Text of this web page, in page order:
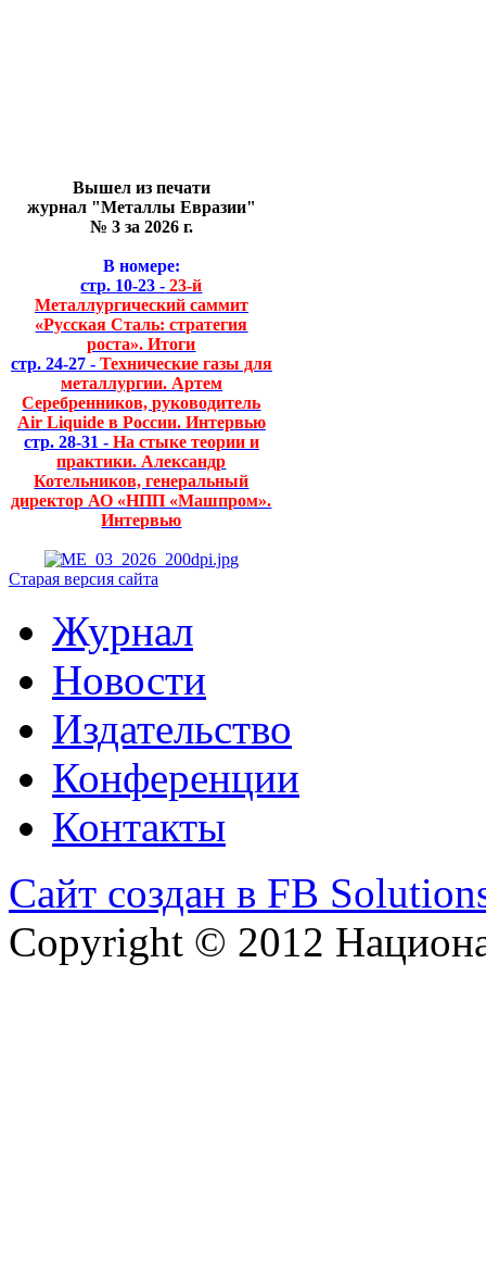
Вышел из печати
журнал "Металлы Евразии"
№ 3 за 2026 г.
В номере:
стр. 10-23 - 23-й
Металлургический саммит
«Русская Сталь: стратегия
роста». Итоги
стр. 24-27 - Технические газы для
металлургии. Артем
Серебренников, руководитель
Air Liquide в России. Интервью
стр. 28-31 - На стыке теории и
практики. Александр
Котельников, генеральный
директор АО «НПП «Машпром».
Интервью
Старая версия сайта
Журнал
Новости
Издательство
Конференции
Контакты
Сайт создан в FB
Copyright © 2012